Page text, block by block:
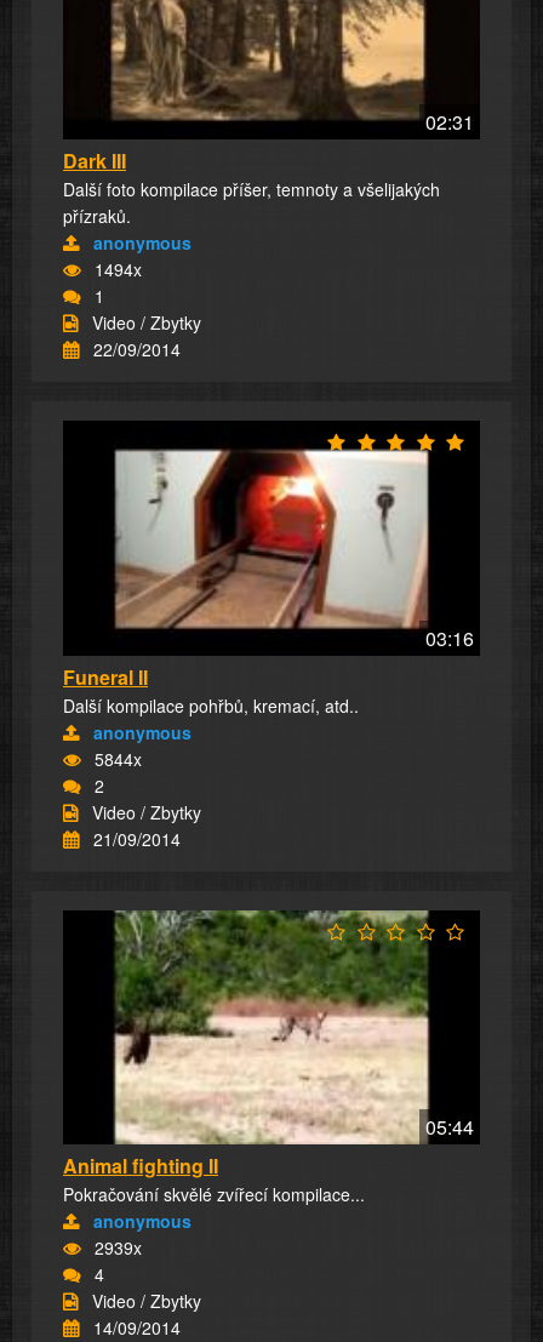
02:31
Dark III
Další foto kompilace příšer, temnoty a všelijakých
přízraků.
anonymous
1494x
1
Video / Zbytky
22/09/2014
03:16
Funeral II
Další kompilace pohřbů, kremací, atd..
anonymous
5844x
2
Video / Zbytky
21/09/2014
05:44
Animal fighting II
Pokračování skvělé zvířecí kompilace...
anonymous
2939x
4
Video / Zbytky
14/09/2014